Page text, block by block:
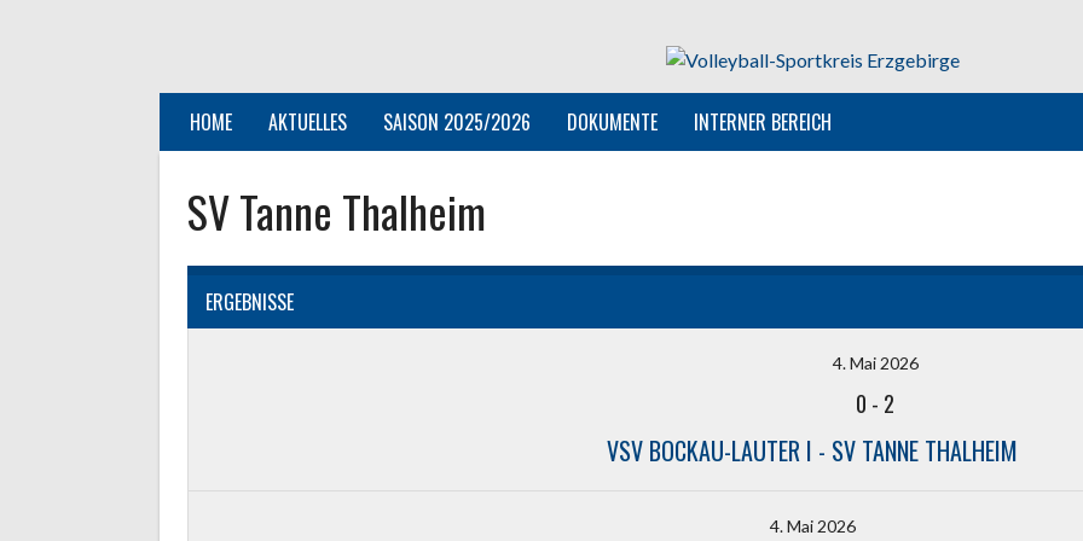
HOME AKTUELLES SAISON 2025/2026 DOKUMENTE INTERNER BEREICH
SV Tanne Thalheim
ERGEBNISSE
4. Mai 2026
0 - 2
VSV BOCKAU-LAUTER I - SV TANNE THALHEIM
4. Mai 2026